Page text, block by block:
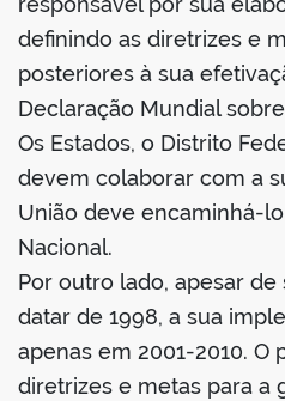
definindo as diretrizes e
posteriores à sua
Declaração Mundial
Os Estados, o Distrito
devem colaborar com a
União deve encaminhá-
Nacional.
Por outro lado, apesar
datar de 1998, a sua
apenas em 2001-2010. O
diretrizes e metas para a